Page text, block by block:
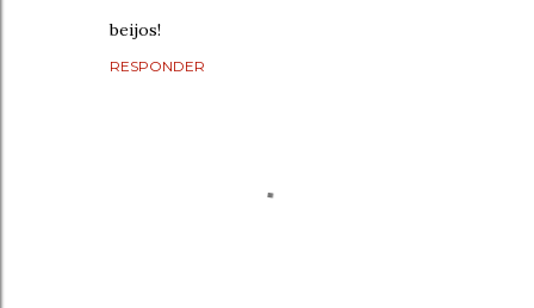
beijos!
RESPONDER